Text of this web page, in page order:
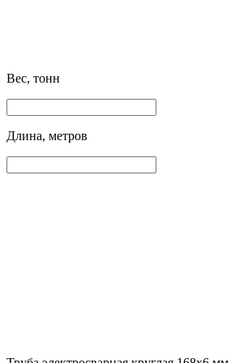
Вес, тонн
Длина, метров